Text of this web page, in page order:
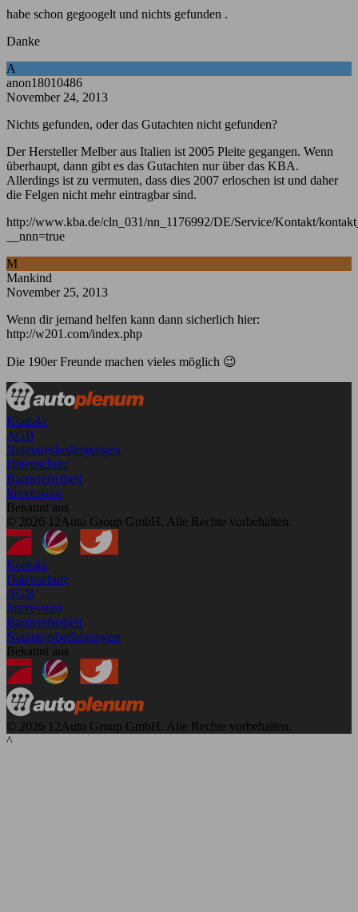
habe schon gegoogelt und nichts gefunden .
Danke
A
anon18010486
November 24, 2013
Nichts gefunden, oder das Gutachten nicht gefunden?
Der Hersteller Melber aus Italien ist 2005 Pleite gegangen. Wenn
überhaupt, dann gibt es das Gutachten nur über das KBA.
Allerdings ist zu vermuten, dass dies 2007 erloschen ist und daher
die Felgen nicht mehr eintragbar sind.
http://www.kba.de/cln_031/nn_1176992/DE/Service/Kontakt/
__nnn=true
M
Mankind
November 25, 2013
Wenn dir jemand helfen kann dann sicherlich hier:
http://w201.com/index.php
Die 190er Freunde machen vieles möglich 😉
Kontakt
AGB
Nutzungsbedingungen
Datenschutz
Barrierefreiheit
Impressum
Bekannt aus
© 2026 12Auto Group GmbH. Alle Rechte vorbehalten.
Kontakt
Datenschutz
AGB
Impressum
Barrierefreiheit
Nutzungsbedingungen
Bekannt aus
© 2026 12Auto Group GmbH. Alle Rechte vorbehalten.
^